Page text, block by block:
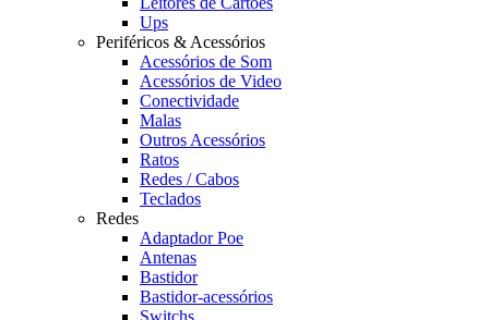
Ups
Periféricos & Acessórios
Acessórios de Som
Acessórios de Video
Conectividade
Malas
Outros Acessórios
Ratos
Redes / Cabos
Teclados
Redes
Adaptador Poe
Antenas
Bastidor
Bastidor-acessórios
Switchs